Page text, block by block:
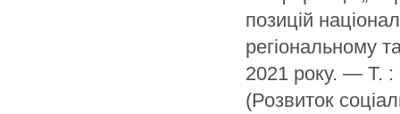
позицій
регіональному
2021 року. —
(Розвиток